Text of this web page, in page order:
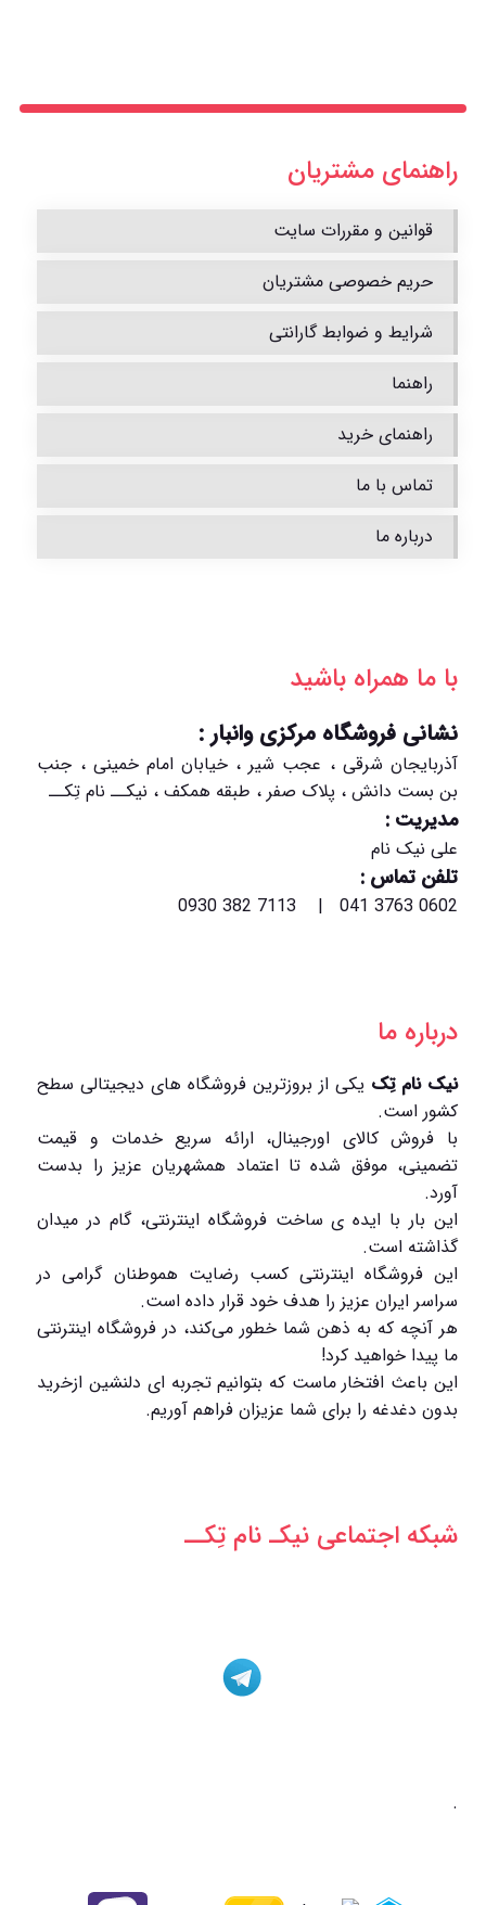
راهنمای مشتریان
قوانین و مقررات سایت
حریم خصوصی مشتریان
شرایط و ضوابط گارانتی
راهنما
راهنمای خرید
تماس با ما
درباره ما
با ما همراه باشید
نشانی فروشگاه مرکزی وانبار :
آذربایجان شرقی ، عجب شیر ، خیابان امام خمینی ، جنب
بن بست دانش ، پلاک صفر ، طبقه همکف ، نیکــ نام تِکــ
مدیریت :
علی نیک نام
تلفن تماس :
0602 3763 041 | 7113 382 0930
درباره ما
نیک نام تِک یکی از بروزترین فروشگاه های دیجیتالی سطح
کشور است.
با فروش کالای اورجینال، ارائه سریع خدمات و قیمت
تضمینی، موفق شده تا اعتماد همشهریان عزیز را بدست
آورد.
این بار با ایده ی ساخت فروشگاه اینترنتی، گام در میدان
گذاشته است.
این فروشگاه اینترنتی کسب رضایت هموطنان گرامی در
سراسر ایران عزیز را هدف خود قرار داده است.
هر آنچه که به ذهن شما خطور می‌کند، در فروشگاه اینترنتی
ما پیدا خواهید کرد!
این باعث افتخار ماست که بتوانیم تجربه ای دلنشین ازخرید
بدون دغدغه را برای شما عزیزان فراهم آوریم.
شبکه‌ اجتماعی نیکـ نام تِکــ
.